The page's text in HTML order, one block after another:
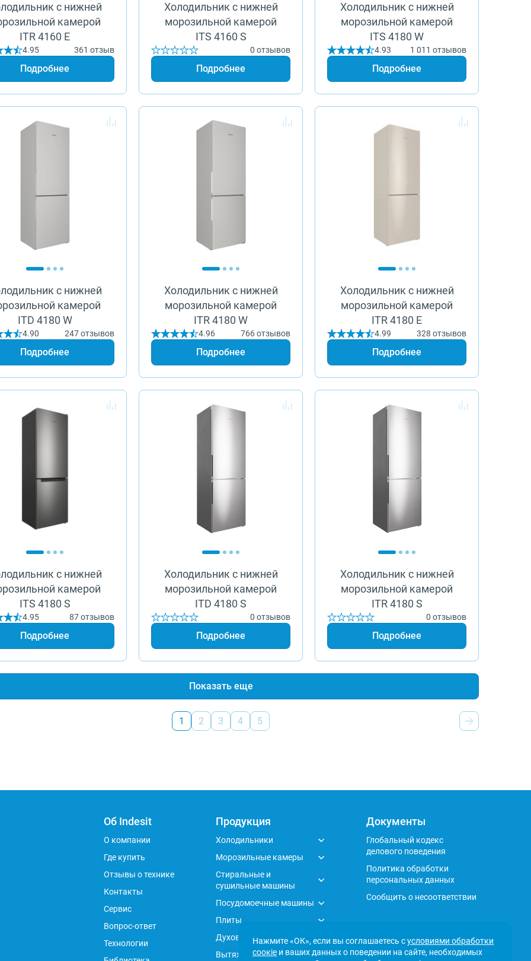
с нижней
камерой
ITR 4160 E
4.95 361 отзыв
Подробнее
Холодильник с нижней
морозильной камерой
ITS 4160 S
0 отзывов
Подробнее
Холодильник с нижней
морозильной камерой
ITS 4180 W
4.93 1 011 отзывов
Подробнее
с нижней
камерой
ITD 4180 W
4.90 247 отзывов
Подробнее
Холодильник с нижней
морозильной камерой
ITR 4180 W
4.96 766 отзывов
Подробнее
Холодильник с нижней
морозильной камерой
ITR 4180 E
4.99 328 отзывов
Подробнее
с нижней
камерой
ITS 4180 S
4.95 87 отзывов
Подробнее
Холодильник с нижней
морозильной камерой
ITD 4180 S
0 отзывов
Подробнее
Холодильник с нижней
морозильной камерой
ITR 4180 S
0 отзывов
Подробнее
Показать еще
1 2 3 4 5
Об Indesit
О компании
Где купить
Отзывы о технике
Контакты
Сервис
Вопрос-ответ
Технологии
Продукция
Холодильники
Морозильные камеры
Стиральные и
сушильные машины
Посудомоечные машины
Плиты
Духовые шкафы
Вытяжки
Документы
Глобальный кодекс
делового поведения
Политика обработки
персональных данных
Сообщить о несоответствии
Нажмите «ОК», если вы соглашаетесь сусловиями обработки
соокіе и ваших данных о поведении на сайте, необходимых